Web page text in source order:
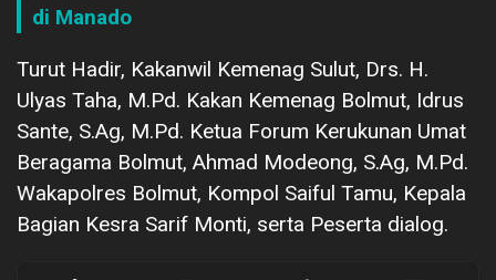
di Manado
Turut Hadir, Kakanwil Kemenag Sulut, Drs. H.
Ulyas Taha, M.Pd. Kakan Kemenag Bolmut, Idrus
Sante, S.Ag, M.Pd. Ketua Forum Kerukunan Umat
Beragama Bolmut, Ahmad Modeong, S.Ag, M.Pd.
Wakapolres Bolmut, Kompol Saiful Tamu, Kepala
Bagian Kesra Sarif Monti, serta Peserta dialog.